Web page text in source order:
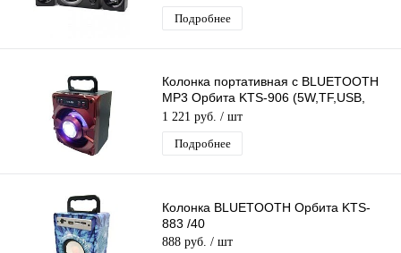
Подробнее
Колонка портативная с BLUETOOTH
MP3 Орбита KTS-906 (5W,TF,USB,
FM, аккум. встр)/50
1 221 руб. / шт
Подробнее
Колонка BLUETOOTH Орбита KTS-
883 /40
888 руб. / шт